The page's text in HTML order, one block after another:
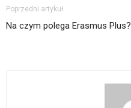
Poprzedni artykuł
Na czym polega Erasmus Plus?